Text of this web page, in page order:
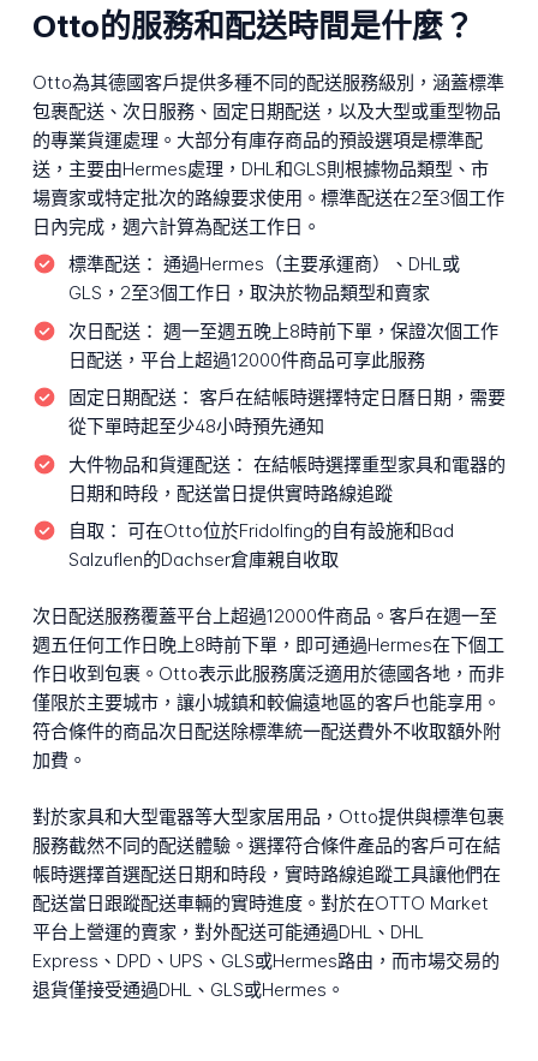
Otto的服務和配送時間是什麼？
Otto為其德國客戶提供多種不同的配送服務級別，涵蓋標準
包裹配送、次日服務、固定日期配送，以及大型或重型物品
的專業貨運處理。大部分有庫存商品的預設選項是標準配
送，主要由Hermes處理，DHL和GLS則根據物品類型、市
場賣家或特定批次的路線要求使用。標準配送在2至3個工作
日內完成，週六計算為配送工作日。
標準配送： 通過Hermes（主要承運商）、DHL或
GLS，2至3個工作日，取決於物品類型和賣家
次日配送： 週一至週五晚上8時前下單，保證次個工作
日配送，平台上超過12000件商品可享此服務
固定日期配送： 客戶在結帳時選擇特定日曆日期，需要
從下單時起至少48小時預先通知
大件物品和貨運配送： 在結帳時選擇重型家具和電器的
日期和時段，配送當日提供實時路線追蹤
自取： 可在Otto位於Fridolfing的自有設施和Bad
Salzuflen的Dachser倉庫親自收取
次日配送服務覆蓋平台上超過12000件商品。客戶在週一至
週五任何工作日晚上8時前下單，即可通過Hermes在下個工
作日收到包裹。Otto表示此服務廣泛適用於德國各地，而非
僅限於主要城市，讓小城鎮和較偏遠地區的客戶也能享用。
符合條件的商品次日配送除標準統一配送費外不收取額外附
加費。
對於家具和大型電器等大型家居用品，Otto提供與標準包裹
服務截然不同的配送體驗。選擇符合條件產品的客戶可在結
帳時選擇首選配送日期和時段，實時路線追蹤工具讓他們在
配送當日跟蹤配送車輛的實時進度。對於在OTTO Market
平台上營運的賣家，對外配送可能通過DHL、DHL
Express、DPD、UPS、GLS或Hermes路由，而市場交易的
退貨僅接受通過DHL、GLS或Hermes。